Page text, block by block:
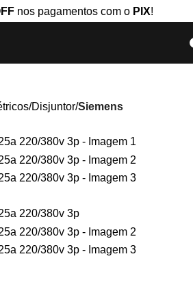
nos pagamentos com o PIX!
Disjuntor Siemens